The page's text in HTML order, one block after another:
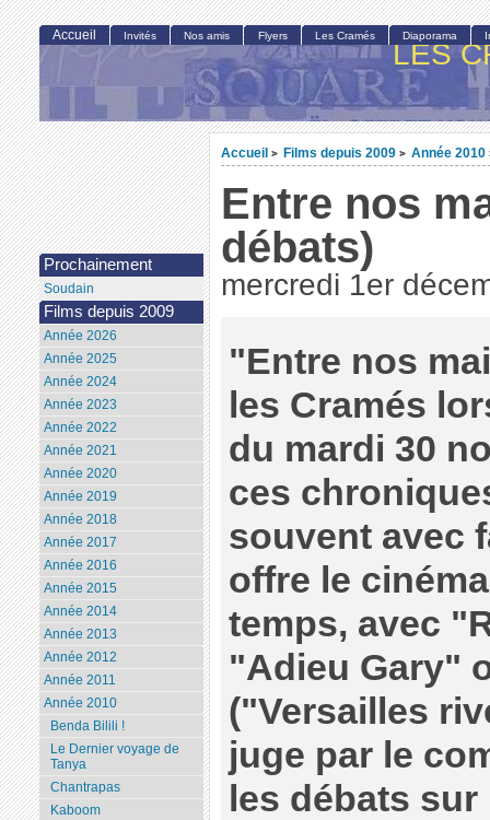
LES
Accueil > Films depuis 2009 > Année 2010
Entre nos
débats)
mercredi 1er
"Entre nos
les Cramés
du mardi 30
ces
souvent avec
offre le
temps, avec
"Adieu Gary"
("Versailles
juge par le
les débats
Accueil Invités Nos amis Flyers Les Cramés Diaporama
Prochainement
Soudain
Films depuis 2009
Année 2026
Année 2025
Année 2024
Année 2023
Année 2022
Année 2021
Année 2020
Année 2019
Année 2018
Année 2017
Année 2016
Année 2015
Année 2014
Année 2013
Année 2012
Année 2011
Année 2010
Benda Bilili !
Le Dernier voyage de
Tanya
Chantrapas
Kaboom